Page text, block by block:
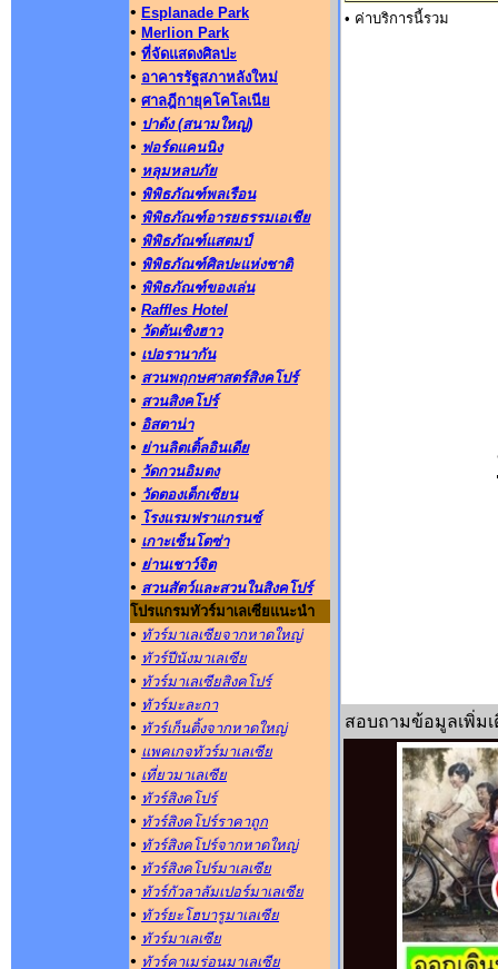
• Esplanade Park
• Merlion Park
• ที่จัดแสดงศิลปะ
• อาคารรัฐสภาหลังใหม่
• ศาลฎีกายุคโคโลเนีย
• ปาดัง (สนามใหญ่)
• ฟอร์ดแคนนิง
• หลุมหลบภัย
• พิพิธภัณฑ์พลเรือน
• พิพิธภัณฑ์อารยธรรมเอเชีย
• พิพิธภัณฑ์แสตมป์
• พิพิธภัณฑ์ศิลปะแห่งชาติ
• พิพิธภัณฑ์ของเล่น
• Raffles Hotel
• วัดตันเซิงฮาว
• เปอรานากัน
• สวนพฤกษศาสตร์สิงคโปร์
• สวนสิงคโปร์
• อิสตาน่า
• ย่านลิตเติ้ลอินเดีย
• วัดกวนอิมตง
• วัดตองเต็กเซียน
• โรงแรมฟราแกรนซ์
• เกาะเซ็นโตซ่า
• ย่านเชาว์จิต
• สวนสัตว์และสวนในสิงคโปร์
โปรแกรมทัวร์มาเลเซียแนะนำ
• ทัวร์มาเลเซียจากหาดใหญ่
• ทัวร์ปีนังมาเลเซีย
• ทัวร์มาเลเซียสิงคโปร์
• ทัวร์มะละกา
• ทัวร์เก็นติ้งจากหาดใหญ่
• แพคเกจทัวร์มาเลเซีย
• เที่ยวมาเลเซีย
• ทัวร์สิงคโปร์
• ทัวร์สิงคโปร์ราคาถูก
• ทัวร์สิงคโปร์จากหาดใหญ่
• ทัวร์สิงคโปร์มาเลเซีย
• ทัวร์กัวลาลัมเปอร์มาเลเซีย
• ทัวร์ยะโฮบารูมาเลเซีย
• ทัวร์มาเลเซีย
• ทัวร์คาเมร่อนมาเลเซีย
• ค่าบริการนี้รวม
สอบถามข้อมูลเพิ่ม